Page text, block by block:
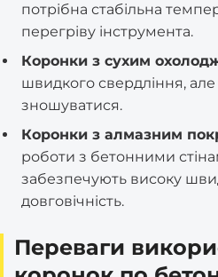
потрібна стабільна
перегріву інструмента.
Коронки з сухим
швидкого свердління,
зношуватися.
Коронки з алмазним
роботи з бетонними
забезпечують високу
довговічність.
Переваги